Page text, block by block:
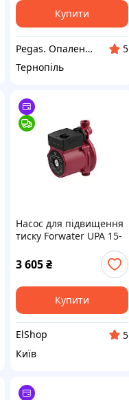
Купити
Pegas. Опалення та водопостачання
5
Тернопіль
Насос для підвищення
тиску Forwater UPA 15-
3 605 ₴
Купити
ElShop
5
Київ